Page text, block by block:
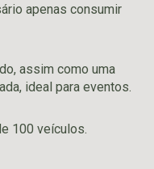
apenas consumir
assim como uma
ideal para eventos.
100 veículos.